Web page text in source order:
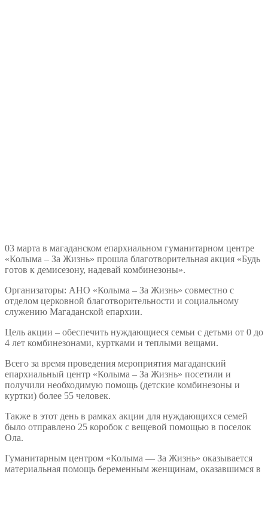
03 марта в магаданском епархиальном гуманитарном центре
«Колыма – За Жизнь» прошла благотворительная акция «Будь
готов к демисезону, надевай комбинезоны».
Организаторы: АНО «Колыма – За Жизнь» совместно с
отделом церковной благотворительности и социальному
служению Магаданской епархии.
Цель акции – обеспечить нуждающиеся семьи с детьми от 0 до
4 лет комбинезонами, куртками и теплыми вещами.
Всего за время проведения мероприятия магаданский
епархиальный центр «Колыма – За Жизнь» посетили и
получили необходимую помощь (детские комбинезоны и
куртки) более 55 человек.
Также в этот день в рамках акции для нуждающихся семей
было отправлено 25 коробок с вещевой помощью в поселок
Ола.
Гуманитарным центром «Колыма — За Жизнь» оказывается
материальная помощь беременным женщинам, оказавшимся в